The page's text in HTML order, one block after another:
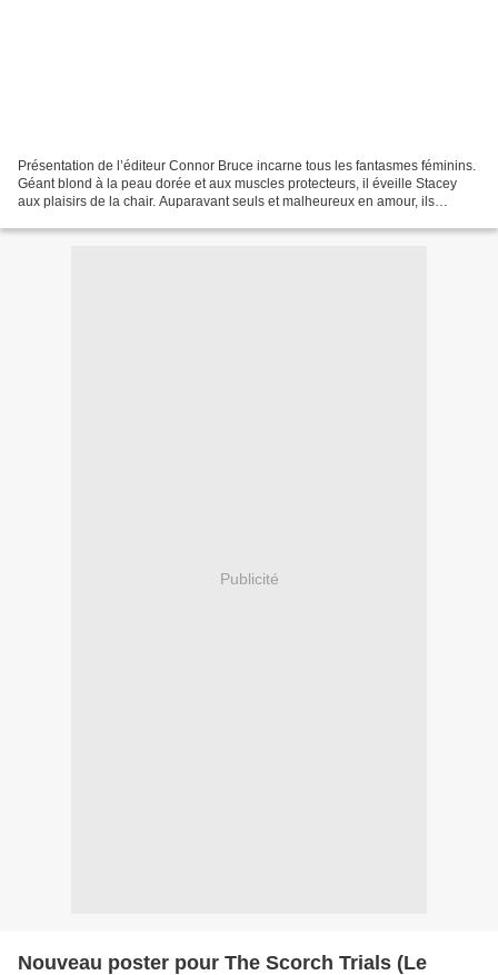
Présentation de l’éditeur Connor Bruce incarne tous les fantasmes féminins.
Géant blond à la peau dorée et aux muscles protecteurs, il éveille Stacey
aux plaisirs de la chair. Auparavant seuls et malheureux en amour, ils
Publicité
Nouveau poster pour The Scorch Trials (Le